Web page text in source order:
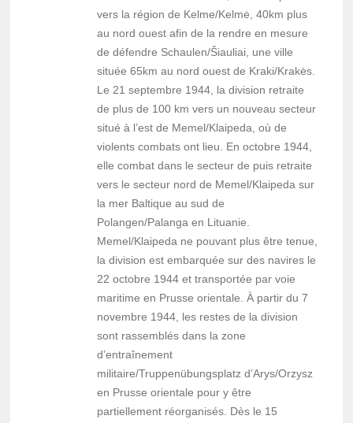
vers la région de Kelme/Kelmė, 40km plus
au nord ouest afin de la rendre en mesure
de défendre Schaulen/Šiauliai, une ville
située 65km au nord ouest de Kraki/Krakės.
Le 21 septembre 1944, la division retraite
de plus de 100 km vers un nouveau secteur
situé à l’est de Memel/Klaipeda, où de
violents combats ont lieu. En octobre 1944,
elle combat dans le secteur de puis retraite
vers le secteur nord de Memel/Klaipeda sur
la mer Baltique au sud de
Polangen/Palanga en Lituanie.
Memel/Klaipeda ne pouvant plus être tenue,
la division est embarquée sur des navires le
22 octobre 1944 et transportée par voie
maritime en Prusse orientale. À partir du 7
novembre 1944, les restes de la division
sont rassemblés dans la zone
d’entraînement
militaire/Truppenübungsplatz d’Arys/Orzysz
en Prusse orientale pour y être
partiellement réorganisés. Dès le 15